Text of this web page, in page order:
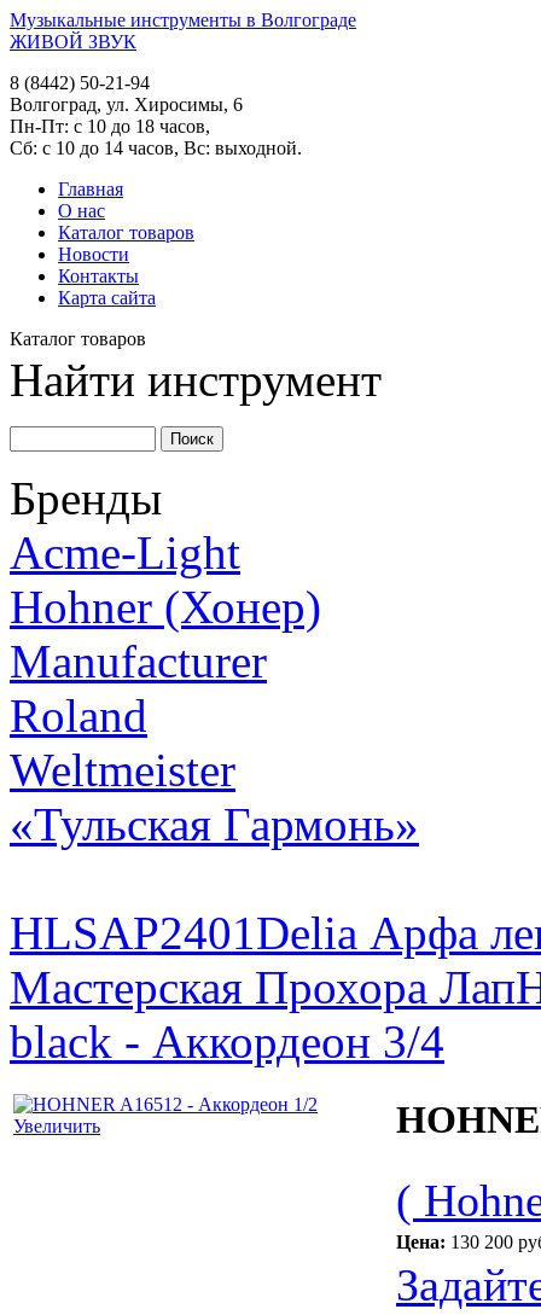
Музыкальные инструменты в Волгограде
ЖИВОЙ ЗВУК
8 (8442) 50-21-94
Волгоград, ул. Хиросимы, 6
Пн-Пт: с 10 до 18 часов,
Сб: с 10 до 14 часов, Вс: выходной.
Главная
О нас
Каталог товаров
Новости
Контакты
Карта сайта
Каталог товаров
Найти инструмент
Бренды
Acme-Light
Hohner (Хонер)
Manufacturer
Roland
Weltmeister
«Тульская Гармонь»
HLSAP2401Delia Арфа
Мастерская Прохора Лап
black - Аккордеон 3/4
Увеличить
(
Цена: 130 200